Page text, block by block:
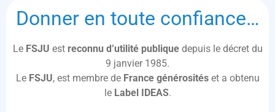
Donner en toute confiance…
Le FSJU est reconnu d’utilité publique depuis le décret du
9 janvier 1985.
Le FSJU, est membre de France générositéset a obtenu
le Label IDEAS.